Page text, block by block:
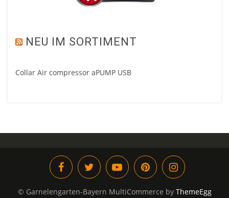
NEU IM SORTIMENT
Collar Air compressor aPUMP USB
© Garnelengarten-Bayern MultiCommerce by ThemeEgg